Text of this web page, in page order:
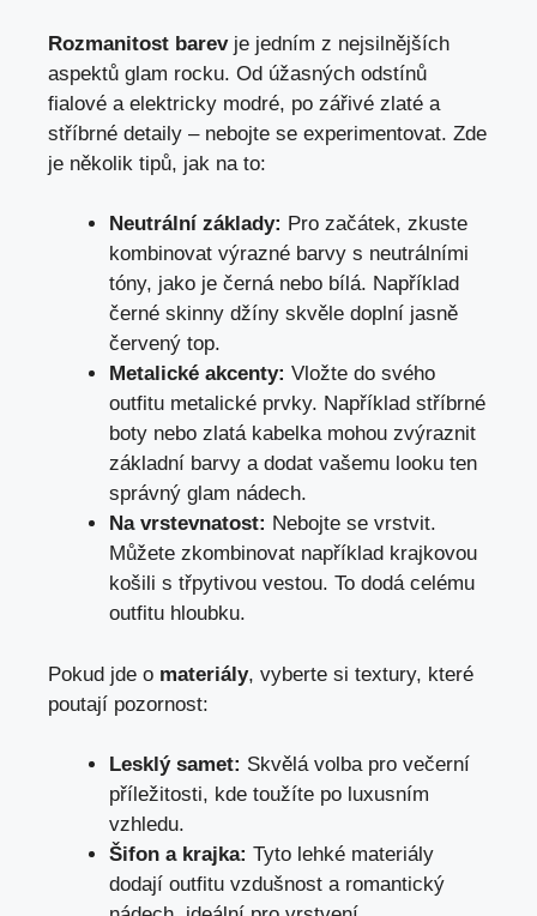
Rozmanitost barevje jedním z nejsilnějších
aspektů glam rocku. Od úžasných odstínů
fialové a elektricky modré, po zářivé zlaté a
stříbrné detaily – nebojte se experimentovat. Zde
je několik tipů, jak na to:
Neutrální základy: Pro začátek, zkuste
kombinovat výrazné barvy s neutrálními
tóny, jako je černá nebo bílá. Například
černé skinny džíny skvěle doplní jasně
červený top.
Metalické akcenty: Vložte do svého
outfitu metalické prvky. Například stříbrné
boty nebo zlatá kabelka mohou zvýraznit
základní barvy a dodat vašemu looku ten
správný glam nádech.
Na vrstevnatost: Nebojte se vrstvit.
Můžete zkombinovat například krajkovou
košili s třpytivou vestou. To dodá celému
outfitu hloubku.
Pokud jde o materiály, vyberte si textury, které
poutají pozornost:
Lesklý samet: Skvělá volba pro večerní
příležitosti, kde toužíte po luxusním
vzhledu.
Šifon a krajka: Tyto lehké materiály
dodají outfitu vzdušnost a romantický